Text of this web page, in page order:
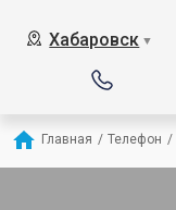
Хабаровск ▼
Главная / Телефон /